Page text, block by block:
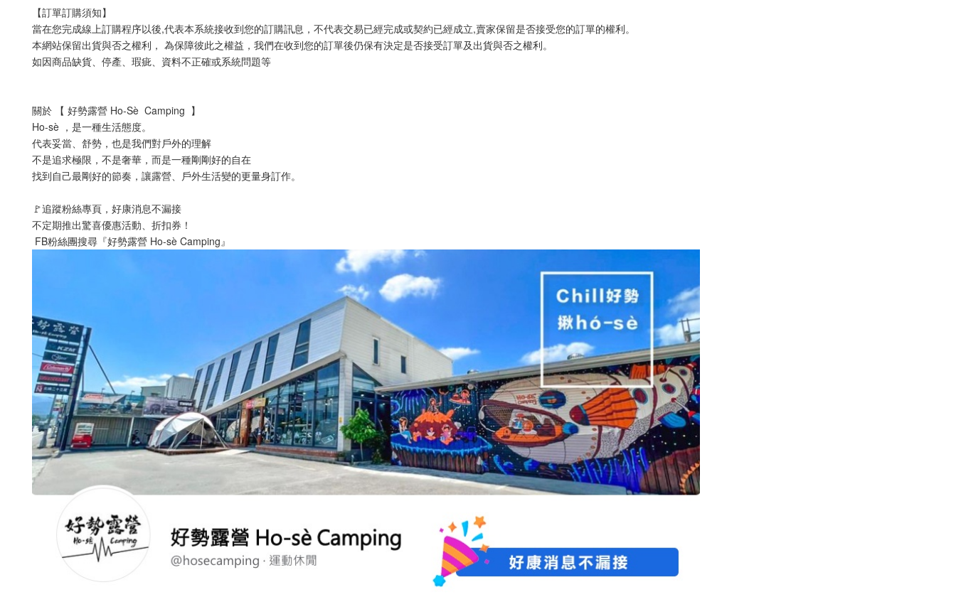
【訂單訂購須知】
當在您完成線上訂購程序以後,代表本系統接收到您的訂購訊息，不代表交易已經完成或契約已經成立,賣家保留是否接受您的訂單的權利。
本網站保留出貨與否之權利， 為保障彼此之權益，我們在收到您的訂單後仍保有決定是否接受訂單及出貨與否之權利。
如因商品缺貨、停產、瑕疵、資料不正確或系統問題等
關於 【 好勢露營 Ho-Sè  Camping  】
Ho-sè ，是一種生活態度。
代表妥當、舒勢，也是我們對戶外的理解
不是追求極限，不是奢華，而是一種剛剛好的自在
找到自己最剛好的節奏，讓露營、戶外生活變的更量身訂作。
🚩追蹤粉絲專頁，好康消息不漏接
不定期推出驚喜優惠活動、折扣券！
FB粉絲團搜尋『好勢露營 Ho-sè Camping』